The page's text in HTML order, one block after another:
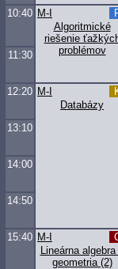
10:40
Algoritmické
riešenie
problémov
M-I
11:30
12:20
Databázy
M-I
13:10
14:00
14:50
15:40
Lineárna algebra
geometria (2)
M-I